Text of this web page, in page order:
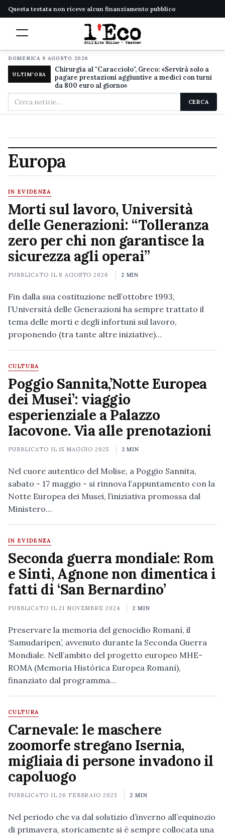
Questa testata non riceve alcun finanziamento pubblico
DOMENICA 9 AGOSTO 2026
ULTIM'ORA
Chirurgia al "Caracciolo", Greco: «Servirà solo a
pagare prestazioni aggiuntive a medici con turni
da 800 euro al giorno»
Cerca
nel
CERCA
Europa
IN EVIDENZA
Morti sul lavoro, Università
delle Generazioni: “Tolleranza
zero per chi non garantisce la
sicurezza agli operai”
PUBBLICATO IL 8 AGOSTO 2026 2 MIN
Fin dalla sua costituzione nell’ottobre 1993,
l’Università delle Generazioni ha sempre trattato il
tema delle morti e degli infortuni sul lavoro,
proponendo (tra tante altre iniziative)…
CULTURA
Poggio Sannita,’Notte Europea
dei Musei’: viaggio
esperienziale a Palazzo
Iacovone. Via alle prenotazioni
PUBBLICATO IL15 MAGGIO 2025 2 MIN
Nel cuore autentico del Molise, a Poggio Sannita,
sabato - 17 maggio - si rinnova l’appuntamento con la
Notte Europea dei Musei, l’iniziativa promossa dal
Ministero…
IN EVIDENZA
Seconda guerra mondiale: Rom
e Sinti, Agnone non dimentica i
fatti di ‘San Bernardino’
PUBBLICATO IL21 NOVEMBRE 2024 2 MIN
Preservare la memoria del genocidio Romaní, il
‘Samudaripen’, avvenuto durante la Seconda Guerra
Mondiale. Nell’ambito del progetto europeo MHE-
ROMA (Memoria Histórica Europea Romaní),
finanziato dal programma…
CULTURA
Carnevale: le maschere
zoomorfe stregano Isernia,
migliaia di persone invadono il
capoluogo
PUBBLICATO IL26 FEBBRAIO 2023 2 MIN
Nel periodo che va dal solstizio d’inverno all’equinozio
di primavera, storicamente si è sempre collocata una